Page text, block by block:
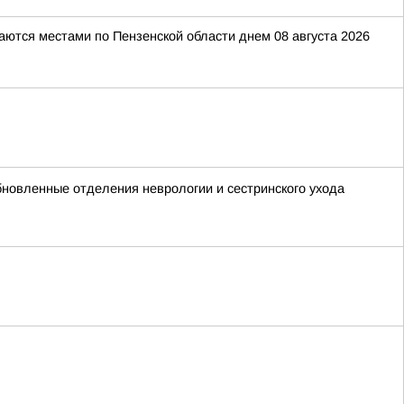
местами по Пензенской области днем 08 августа 2026
отделения неврологии и сестринского ухода